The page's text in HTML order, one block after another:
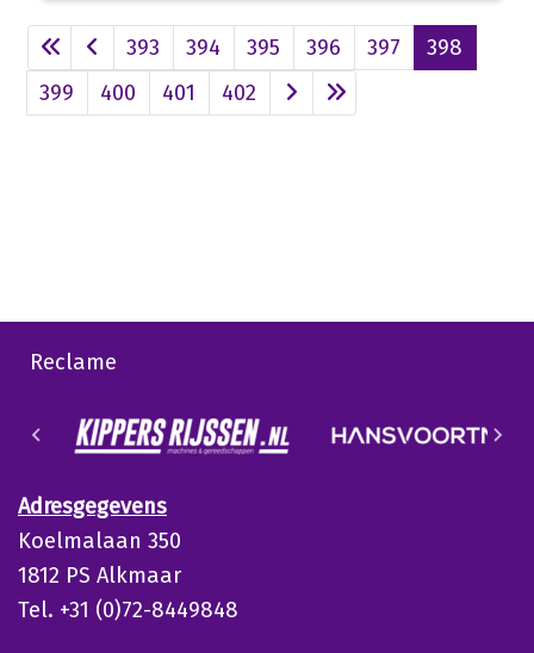
393 394 395 396 397
398
399
400 401 402
Reclame
Adresgegevens
Koelmalaan 350
1812 PS Alkmaar
Tel. +31 (0)72-8449848